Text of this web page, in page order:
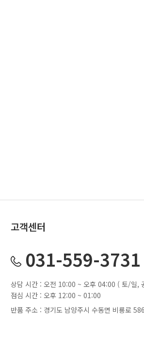
고객센터
031-559-3731
상담 시간 : 오전 10:00 ~ 오후 04:00 ( 토/일,
점심 시간 : 오후 12:00 ~ 01:00
반품 주소 : 경기도 남양주시 수동면 비룡로